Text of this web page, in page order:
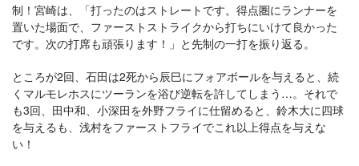
制！宮崎は、「打ったのはストレートです。得点圏にランナーを
置いた場面で、ファーストストライクから打ちにいけて良かった
です。次の打席も頑張ります！」と先制の一打を振り返る。
ところが2回、石田は2死から辰巳にフォアボールを与えると、続
くマルモレホスにツーランを浴び逆転を許してしまう…。それで
も3回、田中和、小深田を外野フライに仕留めると、鈴木大に四球
を与えるも、浅村をファーストフライでこれ以上得点を与えな
い！